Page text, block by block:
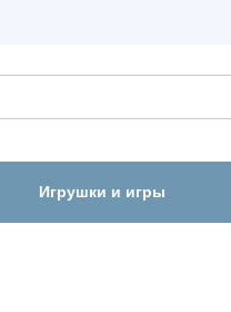
Игрушки и игры